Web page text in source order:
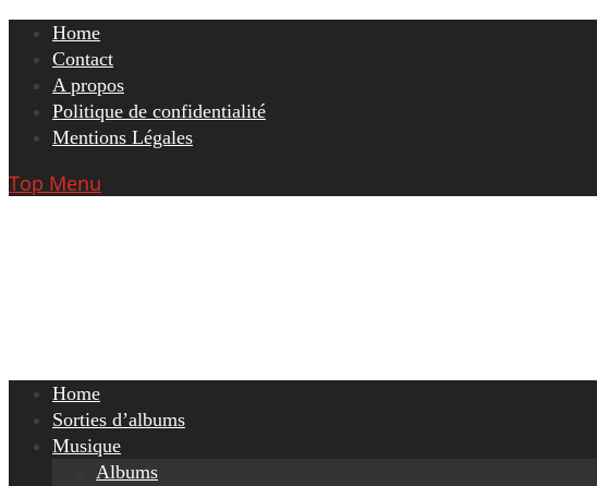
Skip
content
Home
Contact
A propos
Politique de confidentialité
Mentions Légales
Top Menu
Home
Sorties d’albums
Musique
Albums